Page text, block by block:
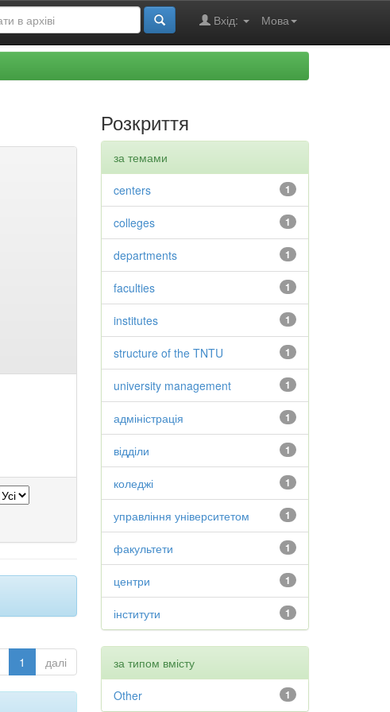
Мова
Вхід:
1 далі
Розкриття
за темами
1
centers
1
colleges
1
departments
1
faculties
1
institutes
1
structure of the TNTU
1
university management
1
адміністрація
1
відділи
1
коледжі
1
управління університетом
1
факультети
1
центри
1
інститути
за типом вмісту
1
Other